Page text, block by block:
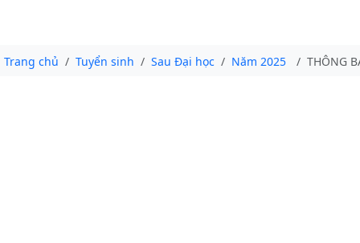
Trang chủ Tuyển sinh Sau Đại học Năm 2025 THÔNG